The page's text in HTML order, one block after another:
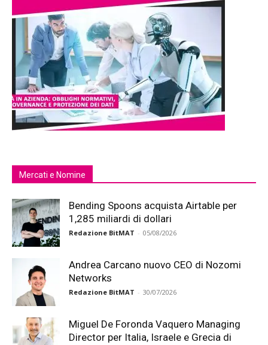
Mercati e Nomine
Bending Spoons acquista Airtable per
1,285 miliardi di dollari
Redazione BitMAT - 05/08/2026
Andrea Carcano nuovo CEO di Nozomi
Networks
Redazione BitMAT - 30/07/2026
Miguel De Foronda Vaquero Managing
Director per Italia, Israele e Grecia di